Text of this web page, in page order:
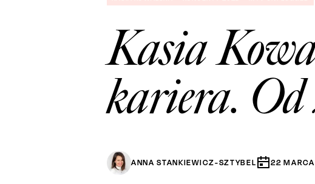
Kasia
kariera.
ANNA STANKIEWICZ-SZTYBEL 22 MARCA